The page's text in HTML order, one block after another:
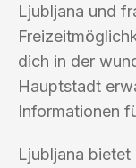
Ljubljana und
dich in der
Hauptstadt
Informationen
Ljubljana bietet